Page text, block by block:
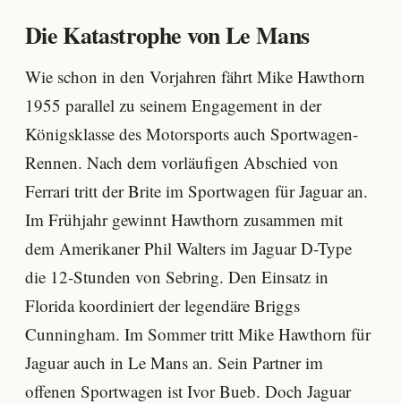
Die Katastrophe von Le Mans
Wie schon in den Vorjahren fährt Mike Hawthorn
1955 parallel zu seinem Engagement in der
Königsklasse des Motorsports auch Sportwagen-
Rennen. Nach dem vorläufigen Abschied von
Ferrari tritt der Brite im Sportwagen für Jaguar an.
Im Frühjahr gewinnt Hawthorn zusammen mit
dem Amerikaner Phil Walters im Jaguar D-Type
die 12-Stunden von Sebring. Den Einsatz in
Florida koordiniert der legendäre Briggs
Cunningham. Im Sommer tritt Mike Hawthorn für
Jaguar auch in Le Mans an. Sein Partner im
offenen Sportwagen ist Ivor Bueb. Doch Jaguar